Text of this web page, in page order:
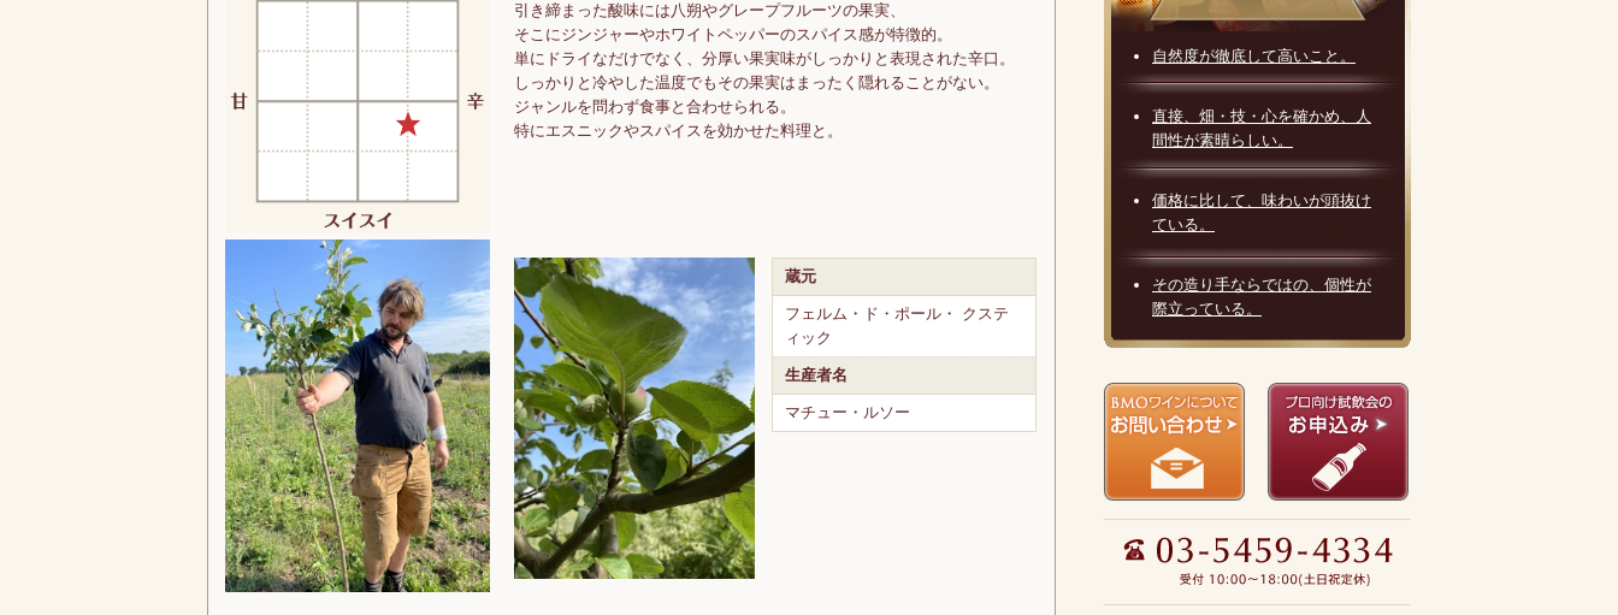
引き締まった酸味には八朔やグレープフルーツの果実、
そこにジンジャーやホワイトペッパーのスパイス感が特徴的。
単にドライなだけでなく、分厚い果実味がしっかりと表現された辛口。
しっかりと冷やした温度でもその果実はまったく隠れることがない。
ジャンルを問わず食事と合わせられる。
特にエスニックやスパイスを効かせた料理と。
蔵元
フェルム・ド・ポール・ クステ
ィック
生産者名
マチュー・ルソー
自然度が徹底して高いこと。
直接、畑・技・心を確かめ、人
間性が素晴らしい。
価格に比して、味わいが頭抜け
ている。
その造り手ならではの、個性が
際立っている。